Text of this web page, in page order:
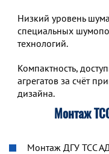
Низкий уровень
специальных
технологий.
Компактность,
агрегатов за счёт
дизайна.
Монтаж
Монтаж ДГУ ТСС